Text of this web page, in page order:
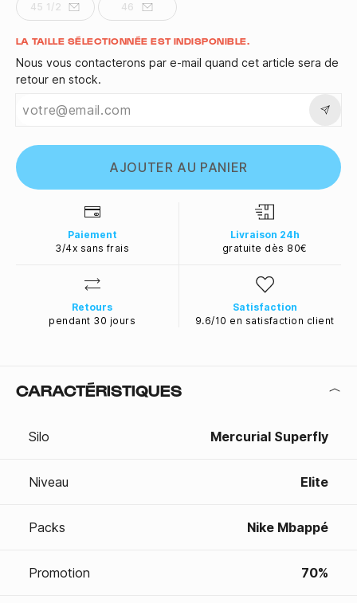
45 1/2 46
Quantité
LA TAILLE SÉLECTIONNÉE EST INDISPONIBLE.
Nous vous contacterons par e-mail quand cet article sera de
retour en stock.
AJOUTER AU PANIER
Paiement
3/4x sans frais
Livraison 24h
gratuite dès 80€
Retours
pendant 30 jours
Satisfaction
9.6/10 en satisfaction client
CARACTÉRISTIQUES
Silo Mercurial Superfly
Niveau Elite
Packs Nike Mbappé
Promotion 70%